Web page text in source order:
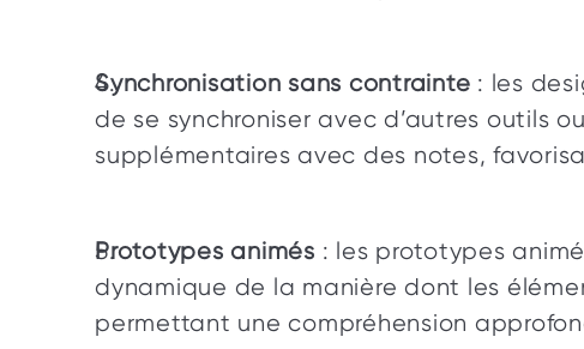
Synchronisation sans contrainte : les
de se synchroniser avec d’autres outils
supplémentaires avec des notes,
Prototypes animés : les prototypes
dynamique de la manière dont les
permettant une compréhension